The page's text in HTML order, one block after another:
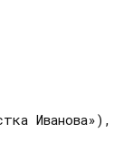
Иванова»),